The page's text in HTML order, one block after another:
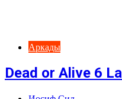
Аркады
Dead or Alive 6